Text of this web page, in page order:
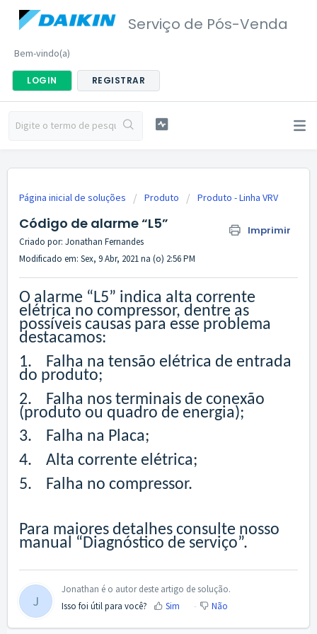
Serviço de Pós-Venda
Bem-vindo(a)
LOGIN REGISTRAR
Página inicial de soluções Produto Produto - Linha VRV
Código de alarme “L5” Imprimir
Criado por: Jonathan Fernandes
Modificado em: Sex, 9 Abr, 2021 na (o) 2:56 PM
O alarme “L5” indica alta corrente
elétrica no compressor, dentre as
possíveis causas para esse problema
destacamos:
1. Falha na tensão elétrica de entrada
do produto;
2. Falha nos terminais de conexão
(produto ou quadro de energia);
3. Falha na Placa;
4. Alta corrente elétrica;
5. Falha no compressor.
Para maiores detalhes consulte nosso
manual “Diagnóstico de serviço”.
J
Jonathan é o autor deste artigo de solução.
Isso foi útil para você?
Sim Não